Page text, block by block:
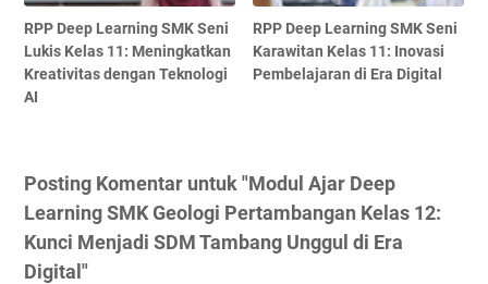
RPP Deep Learning SMK Seni
Lukis Kelas 11: Meningkatkan
Kreativitas dengan Teknologi
AI
RPP Deep Learning SMK Seni
Karawitan Kelas 11: Inovasi
Pembelajaran di Era Digital
Posting Komentar untuk "Modul Ajar Deep
Learning SMK Geologi Pertambangan Kelas 12:
Kunci Menjadi SDM Tambang Unggul di Era
Digital"